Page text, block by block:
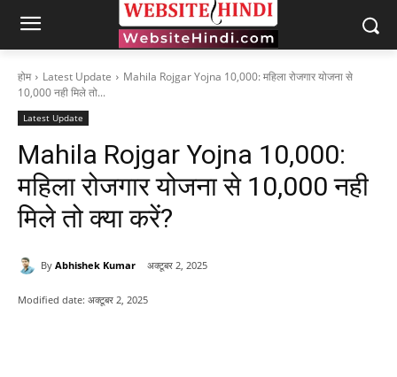
होम Latest Update
Mahila Rojgar Yojna 10,000: महिला रोजगार योजना से
10,000 नही मिले तो...
Latest Update
Mahila Rojgar Yojna 10,000:
महिला रोजगार योजना से 10,000 नही
मिले तो क्या करें?
By Abhishek Kumar अक्टूबर 2, 2025
Modified date: अक्टूबर 2, 2025